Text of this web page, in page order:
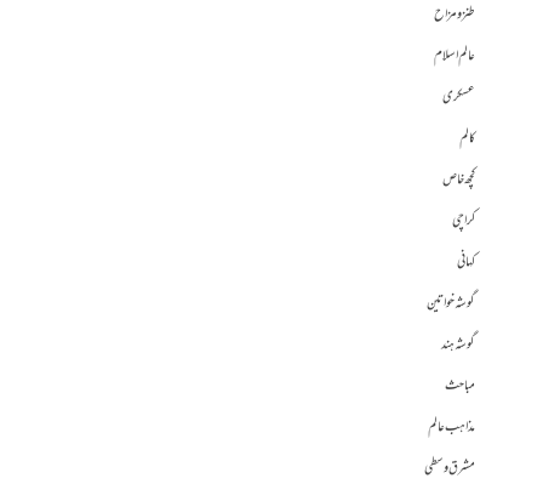
طنز و مزاح
عالم اسلام
عسکری
کالم
کچھ خاص
کراچی
کہانی
گوشہ خواتین
گوشہ ہند
مباحث
مذاہب عالم
مشرق وسطی